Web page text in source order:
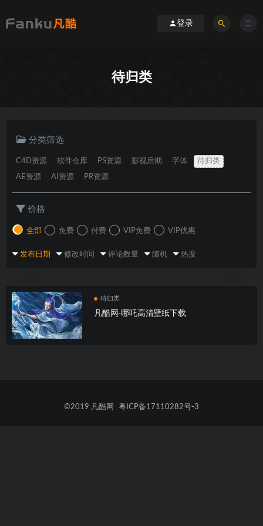
登录
待归类
分类筛选
C4D资源 软件仓库 PS资源 影视后期 字体 待归类
AE资源 AI资源 PR资源
价格
全部 免费 付费 VIP免费 VIP优惠
发布日期 修改时间 评论数量 随机 热度
待归类
凡酷网-哪吒高清壁纸下载
©2019 凡酷网 粤ICP备17110282号-3